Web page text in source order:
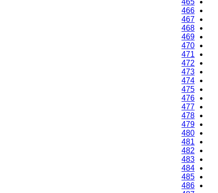
465
466
467
468
469
470
471
472
473
474
475
476
477
478
479
480
481
482
483
484
485
486